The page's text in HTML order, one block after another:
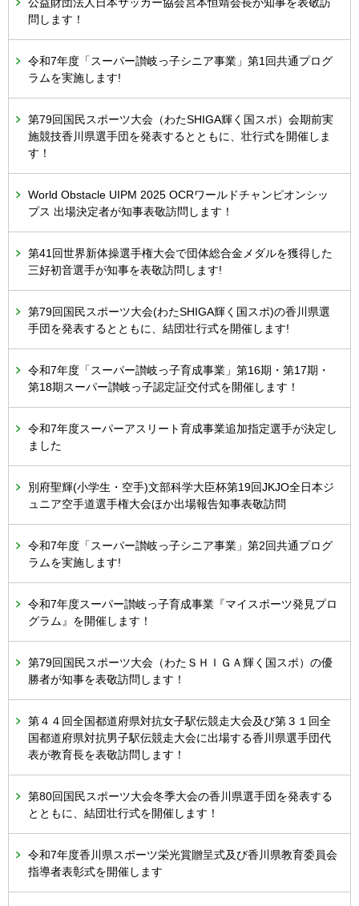
問します！
令和7年度「スーパー讃岐っ子シニア事業」第1回共通プログ
ラムを実施します!
第79回国民スポーツ大会（わたSHIGA輝く国スポ）会期前実
施競技香川県選手団を発表するとともに、壮行式を開催しま
す！
World Obstacle UIPM 2025 OCRワールドチャンピオンシッ
プス 出場決定者が知事表敬訪問します！
第41回世界新体操選手権大会で団体総合金メダルを獲得した
三好初音選手が知事を表敬訪問します!
第79回国民スポーツ大会(わたSHIGA輝く国スポ)の香川県選
手団を発表するとともに、結団壮行式を開催します!
令和7年度「スーパー讃岐っ子育成事業」第16期・第17期・
第18期スーパー讃岐っ子認定証交付式を開催します！
令和7年度スーパーアスリート育成事業追加指定選手が決定し
ました
別府聖輝(小学生・空手)文部科学大臣杯第19回JKJO全日本ジ
ュニア空手道選手権大会ほか出場報告知事表敬訪問
令和7年度「スーパー讃岐っ子シニア事業」第2回共通プログ
ラムを実施します!
令和7年度スーパー讃岐っ子育成事業『マイスポーツ発見プロ
グラム』を開催します！
第79回国民スポーツ大会（わたＳＨＩＧＡ輝く国スポ）の優
勝者が知事を表敬訪問します！
第４４回全国都道府県対抗女子駅伝競走大会及び第３１回全
国都道府県対抗男子駅伝競走大会に出場する香川県選手団代
表が教育長を表敬訪問します！
第80回国民スポーツ大会冬季大会の香川県選手団を発表する
とともに、結団壮行式を開催します！
令和7年度香川県スポーツ栄光賞贈呈式及び香川県教育委員会
指導者表彰式を開催します